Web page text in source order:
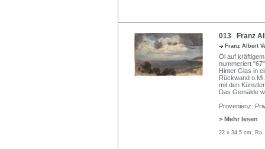
013 Franz
Franz Albert
Öl auf
nummeriert
Hinter Glas in
Rückwand
mit den
Das Gemälde
Provenienz:
> Mehr lesen
22 x 34,5 cm,